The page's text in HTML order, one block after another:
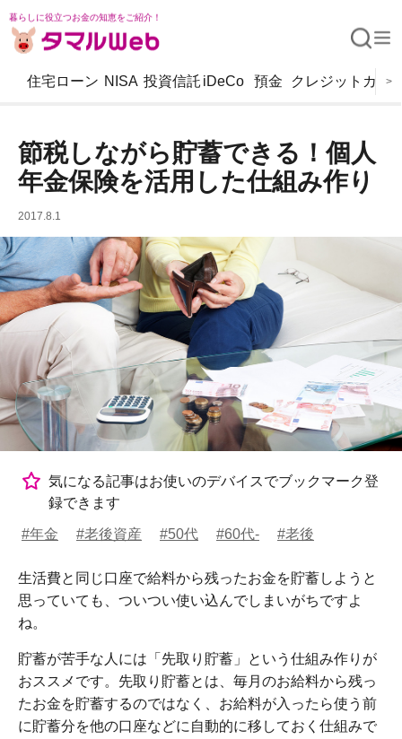
暮らしに役立つお金の知恵をご紹介！
住宅ローン NISA 投資信託 iDeCo 預金 クレジットカー
>
節税しながら貯蓄できる！個人
年金保険を活用した仕組み作り
2017.8.1
気になる記事はお使いのデバイスでブックマーク登
録できます
#年金 #老後資産 #50代 #60代- #老後
生活費と同じ口座で給料から残ったお金を貯蓄しようと
思っていても、ついつい使い込んでしまいがちですよ
ね。
貯蓄が苦手な人には「先取り貯蓄」という仕組み作りが
おススメです。先取り貯蓄とは、毎月のお給料から残っ
たお金を貯蓄するのではなく、お給料が入ったら使う前
に貯蓄分を他の口座などに自動的に移しておく仕組みで